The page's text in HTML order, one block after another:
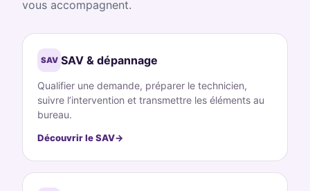
vous accompagnent.
SAV SAV & dépannage
Qualifier une demande, préparer le technicien,
suivre l’intervention et transmettre les éléments au
bureau.
Découvrir le SAV